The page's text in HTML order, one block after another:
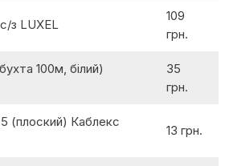
з LUXEL
109
грн.
100м, білий)
35
грн.
(плоский) Каблекс
13 грн.